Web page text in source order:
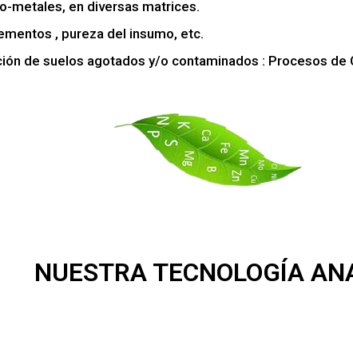
en diversas matrices.
, pureza del insumo, etc.
de suelos agotados y/o contaminados : Procesos de
NUESTRA TECNOLOGÍA